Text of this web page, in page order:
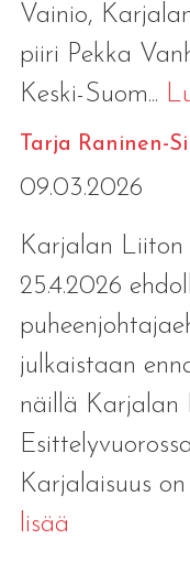
Vainio,
piiri Pekka
Keski-Suom...
Tarja Raninen-
09.03.2026
Karjalan Liiton
25.4.2026
julkaistaan
näillä Karjalan
Karjalaisuus
lisää